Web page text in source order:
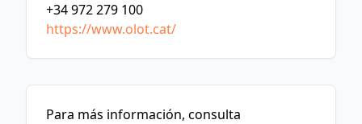
+34 972 279 100
https://www.olot.cat/
Para más información, consulta